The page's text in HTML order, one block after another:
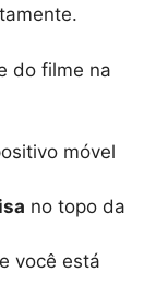
do filme na
móvel
no topo da
você está